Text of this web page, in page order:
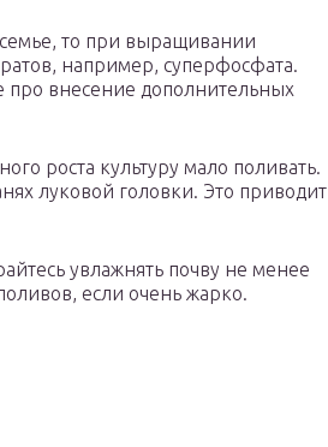
то при выращивании
например, суперфосфата.
про внесение дополнительных
роста культуру мало поливать.
луковой головки. Это приводит
увлажнять почву не менее
если очень жарко.